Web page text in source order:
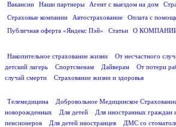
Вакансии
Наши партнеры Агент с выездом на дом
Страховые компании
Автострахование
Оплата с
Публичная оферта «Яндекс Пэй»
Статьи О
Накопительное страхование жизни
От несчастного
детский лагерь
Спортсменам Дайверам От потери
случай смерти
Страхование жизни и здоровья
Телемедицина
Добровольное Медицинское
новорожденных
Для детей Для иностранных граждан
пенсионеров
Для детей иностранцев ДМС со